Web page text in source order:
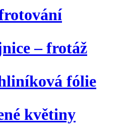
– frotáž
fólie
květiny